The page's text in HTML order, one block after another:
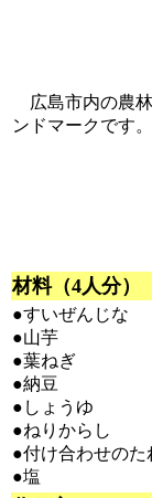
広島市内の農
ンドマークです。
材料（4人分）
●すいぜんじな
●山芋
●葉ねぎ
●納豆
●しょうゆ
●ねりからし
●付け合わせのた
●塩